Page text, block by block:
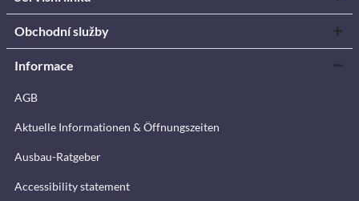
Obchodní služby
Informace
AGB
Aktuelle Informationen & Öffnungszeiten
Ausbau-Ratgeber
Accessibility statement